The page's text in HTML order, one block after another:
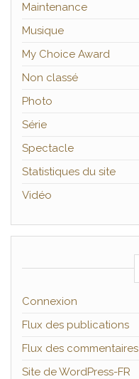
Maintenance
Musique
My Choice Award
Non classé
Photo
Série
Spectacle
Statistiques du site
Vidéo
Connexion
Flux des publications
Flux des commentaires
Site de WordPress-FR